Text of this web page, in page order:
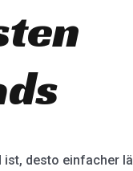
desto einfacher